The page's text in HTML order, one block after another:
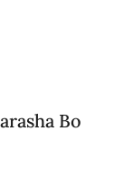
Bo